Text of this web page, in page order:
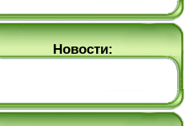
Новости: